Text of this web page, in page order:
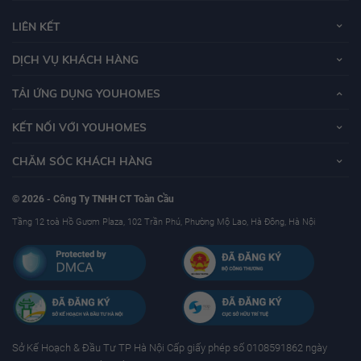
Chủ đầu tư dự án Vinhomes Ocean Park
đoàn kinh tế tư nhấn lớn nhất Việt Nam hiện nay.
công ty Technocom được sát nhập bởi hai doanh nghiệp là Vinpearl và
Vincom. Qua hơn 14 năm hoạt động, đến thời điểm hiện tại công ty đã trở
LIÊN KẾT
DỊCH VỤ KHÁCH HÀNG
TẢI ỨNG DỤNG YOUHOMES
KẾT NỐI VỚI YOUHOMES
CHĂM SÓC KHÁCH HÀNG
© 2026 - Công Ty TNHH CT Toàn Cầu
Tầng 12 toà Hồ Gươm Plaza, 102 Trần Phú, Phường Mộ Lao, Hà Đông, Hà Nội
Sở Kế Hoạch & Ðầu Tư TP Hà Nội Cấp giấy phép số 0108591862 ngày